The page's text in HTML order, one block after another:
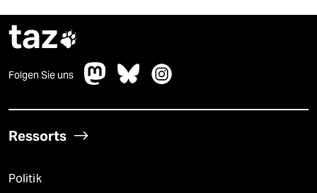
taz
Folgen Sie uns
Ressorts
Politik